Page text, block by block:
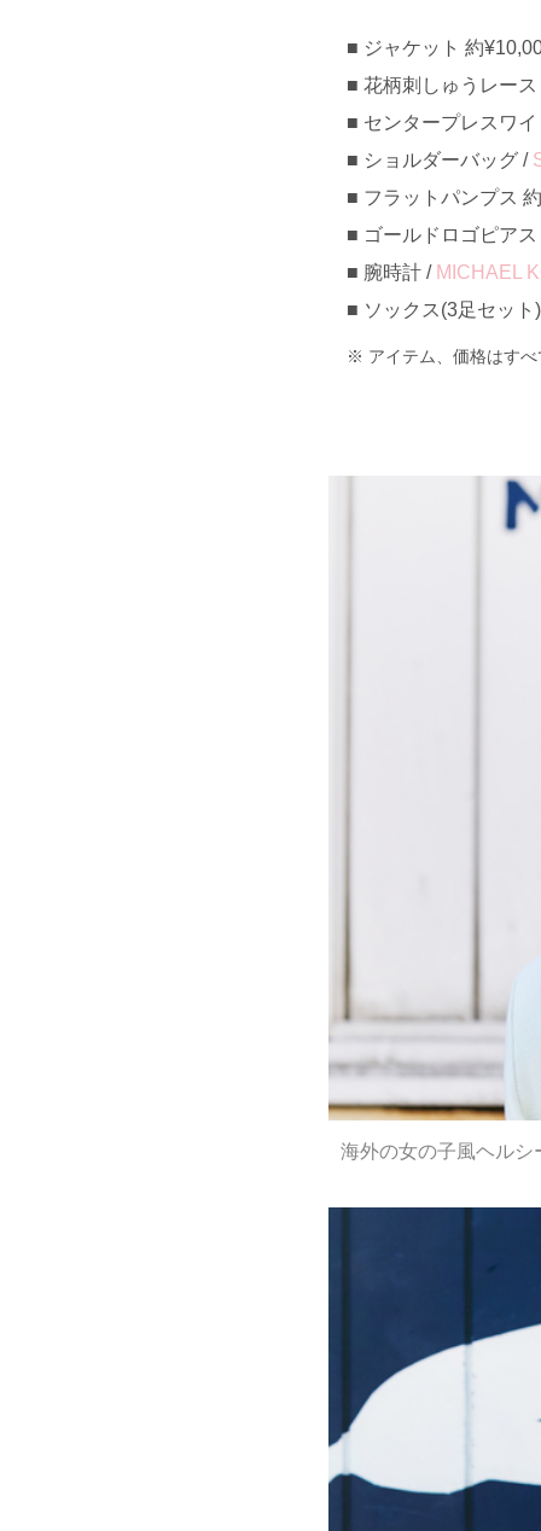
ジャケット 約
花柄刺しゅうレー
センタープレスワ
ショルダーバッグ /
フラットパンプス
ゴールドロゴピア
腕時計 / MICHAEL
ソックス(3足セッ
アイテム、価格はす
海外の女の子風ヘル